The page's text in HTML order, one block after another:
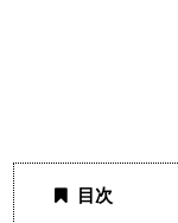
目次